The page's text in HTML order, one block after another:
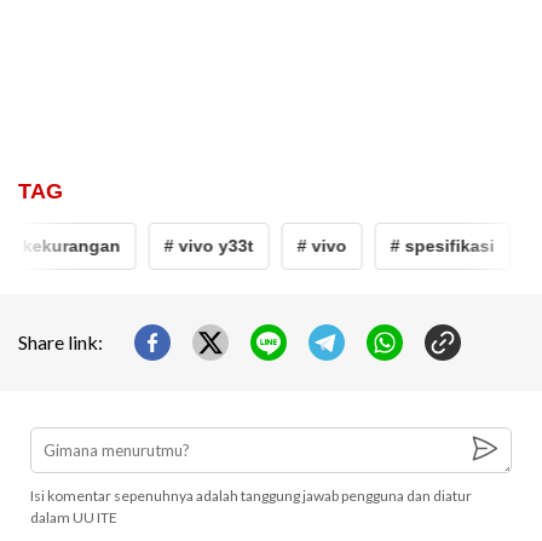
TAG
# vivo y33t # vivo # spesifikasi
Share link:
Isi komentar sepenuhnya adalah tanggung jawab pengguna dan diatur
dalam UU ITE